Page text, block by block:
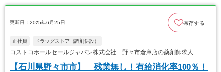
更新日：2025年6月25日 保存する
正社員 ドラッグストア（調剤併設）
コストコホールセールジャパン株式会社 野々市倉庫店の薬剤師求人
【石川県野々市市】 残業無し！有給消化率100％！